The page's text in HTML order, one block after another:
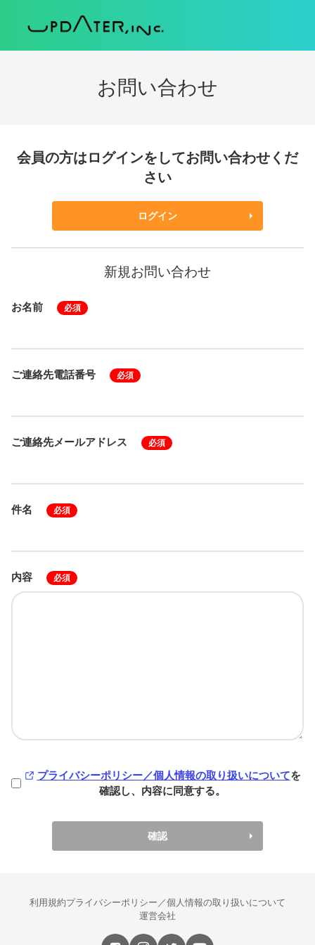
お問い合わせ
会員の方はログインをしてお問い合わせくだ
さい
ログイン
新規お問い合わせ
お名前 必須
ご連絡先電話番号 必須
ご連絡先メールアドレス 必須
件名 必須
内容 必須
プライバシーポリシー／個人情報の取り扱いについてを
確認し、内容に同意する。
確認
利用規約プライバシーポリシー／個人情報の取り扱いについて
運営会社